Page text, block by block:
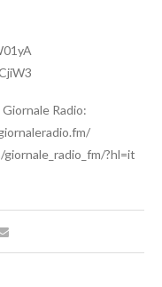
Radio:
?hl=it